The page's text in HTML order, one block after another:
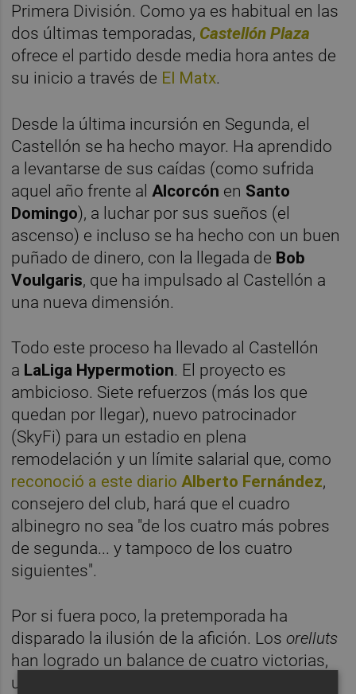
Primera División. Como ya es habitual en las
dos últimas temporadas, Castellón Plaza
ofrece el partido desde media hora antes de
su inicio a través de El Matx.
Desde la última incursión en Segunda, el
Castellón se ha hecho mayor. Ha aprendido
a levantarse de sus caídas (como sufrida
aquel año frente al Alcorcón en Santo
Domingo), a luchar por sus sueños (el
ascenso) e incluso se ha hecho con un buen
puñado de dinero, con la llegada de Bob
Voulgaris, que ha impulsado al Castellón a
una nueva dimensión.
Todo este proceso ha llevado al Castellón
a LaLiga Hypermotion. El proyecto es
ambicioso. Siete refuerzos (más los que
quedan por llegar), nuevo patrocinador
(SkyFi) para un estadio en plena
remodelación y un límite salarial que, como
reconoció a este diario Alberto Fernández,
consejero del club, hará que el cuadro
albinegro no sea "de los cuatro más pobres
de segunda... y tampoco de los cuatro
siguientes".
Por si fuera poco, la pretemporada ha
disparado la ilusión de la afición. Losorelluts
han logrado un balance de cuatro victorias,
un empate y una derrota durante sus